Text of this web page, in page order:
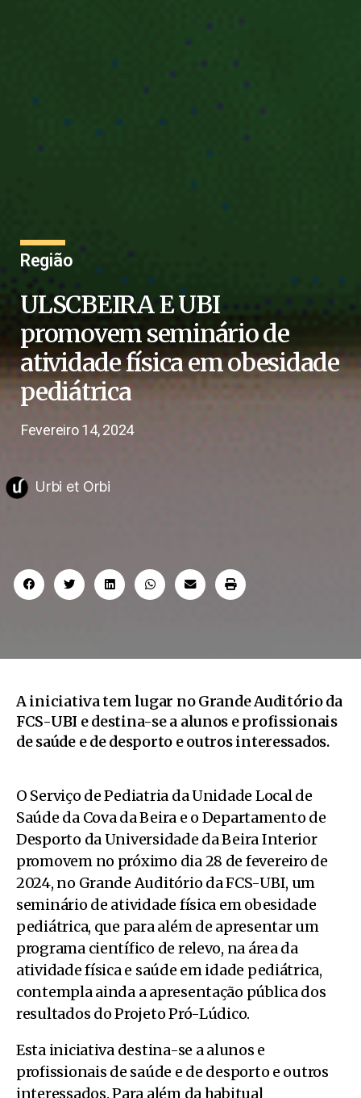
Região
ULSCBEIRA E UBI
promovem seminário de
atividade física em obesidade
pediátrica
Fevereiro 14, 2024
Urbi et Orbi
A iniciativa tem lugar no Grande Auditório da
FCS-UBI e destina-se a alunos e profissionais
de saúde e de desporto e outros interessados.
O Serviço de Pediatria da Unidade Local de
Saúde da Cova da Beira e o Departamento de
Desporto da Universidade da Beira Interior
promovem no próximo dia 28 de fevereiro de
2024, no Grande Auditório da FCS-UBI, um
seminário de atividade física em obesidade
pediátrica, que para além de apresentar um
programa científico de relevo, na área da
atividade física e saúde em idade pediátrica,
contempla ainda a apresentação pública dos
resultados do Projeto Pró-Lúdico.
Esta iniciativa destina-se a alunos e
profissionais de saúde e de desporto e outros
interessados. Para além da habitual